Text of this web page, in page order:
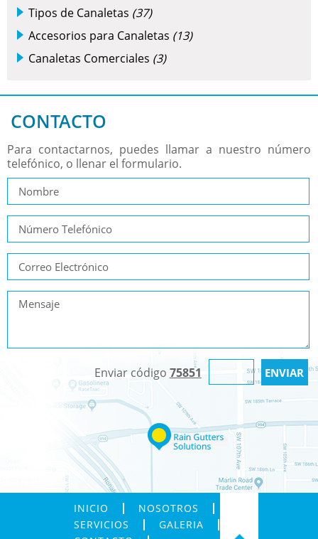
Tipos de Canaletas (37)
Accesorios para Canaletas (13)
Canaletas Comerciales (3)
CONTACTO
Para contactarnos, puedes llamar a nuestro número
telefónico, o llenar el formulario.
Enviar código 75851
INICIO
NOSOTROS
SERVICIOS
GALERIA